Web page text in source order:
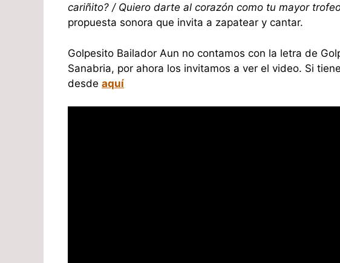
cariñito? / Quiero darte al corazón como tu mayor
propuesta sonora que invita a zapatear y cantar.
Golpesito Bailador Aun no contamos con la letra de
Sanabria, por ahora los invitamos a ver el video. Si
desde aquí